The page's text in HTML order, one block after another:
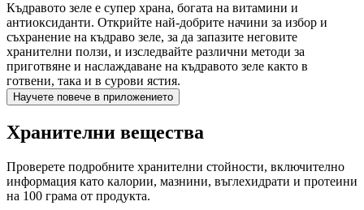
Къдравото зеле е супер храна, богата на витамини и
антиоксиданти. Открийте най-добрите начини за избор и
съхранение на къдраво зеле, за да запазите неговите
хранителни ползи, и изследвайте различни методи за
приготвяне и наслаждаване на къдравото зеле както в
готвени, така и в сурови ястия.
Научете повече в приложението
Хранителни вещества
Проверете подробните хранителни стойности, включително
информация като калории, мазнини, въглехидрати и протеини
на 100 грама от продукта.